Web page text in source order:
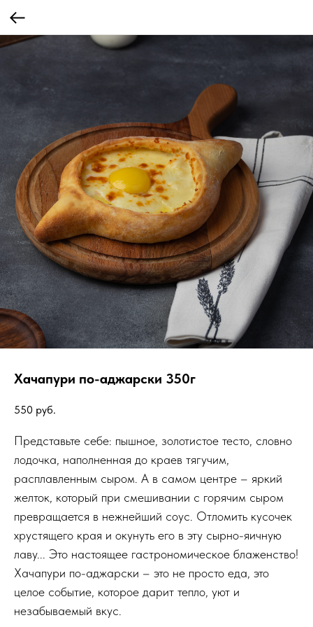
Хачапури по-аджарски 350г
550 руб.
Представьте себе: пышное, золотистое тесто, словно
лодочка, наполненная до краев тягучим,
расплавленным сыром. А в самом центре – яркий
желток, который при смешивании с горячим сыром
превращается в нежнейший соус. Отломить кусочек
хрустящего края и окунуть его в эту сырно-яичную
лаву... Это настоящее гастрономическое блаженство!
Хачапури по-аджарски – это не просто еда, это
целое событие, которое дарит тепло, уют и
незабываемый вкус.